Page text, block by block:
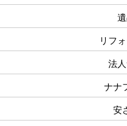
リフ
法
ナナ
安